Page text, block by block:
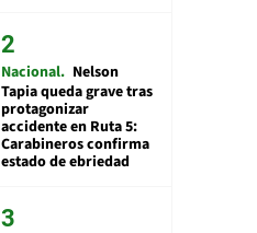
Nacional Nelson
Tapia queda grave tras
protagonizar
accidente en Ruta 5:
Carabineros confirma
estado de ebriedad